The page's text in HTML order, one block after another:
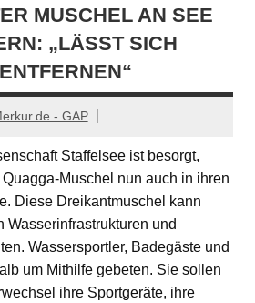
MUSCHEL AN SEE I
„LÄSST SICH K
- GAP
Staffelsee ist besorgt,
Muschel nun auch in ihren
Diese Dreikantmuschel kann
Wasserinfrastrukturen und
Wassersportler, Badegäste und
um Mithilfe gebeten. Sie sollen
ihre Sportgeräte, ihre